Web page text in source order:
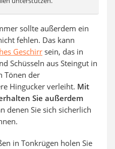
sollte außerdem ein
fehlen. Das kann
Geschirr sein, das in
Schüsseln aus Steingut in
Tönen der
Hingucker verleiht. Mit
Sie außerdem
denen Sie sich sicherlich
in Tonkrügen holen Sie